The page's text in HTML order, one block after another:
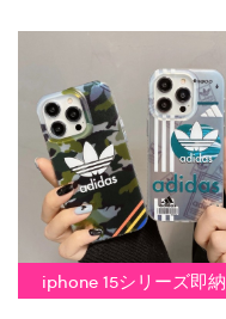
iphone 15シリーズ即納